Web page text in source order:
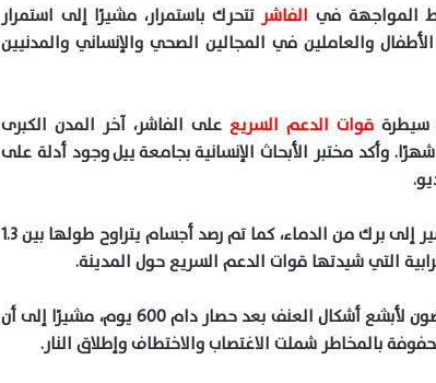
المواجهة في الفاشر تتحرك باستمرار، مشيرًا إلى استمرار
والعاملين في المجالين الصحي والإنساني والمدنيين
سيطرةقوات الدعم السريع على الفاشر، آخر المدن الكبرى
الخاضعة للجيش في إقليم دارفور، بعد حصار استمر 18 شهرًا. وأكد مختبر الأبحاث الإنسانية بجامعة ييل وجود أدلة على
وأظهرت الصور بقعًا حمراء وتغيرات لونية على الأرض تشير إلى برك من الدماء، كما تم رصد أجسام يتراوح طولها بين 1.3
التي شيدتها قوات الدعم السريع حول المدينة.
وأكد ممثل اليونيسف، شيلدون يت، أن سكان الفاشر يتعرضون لأبشع أشكال العنف بعد حصار دام 600 يوم، مشيرًا إلى أن